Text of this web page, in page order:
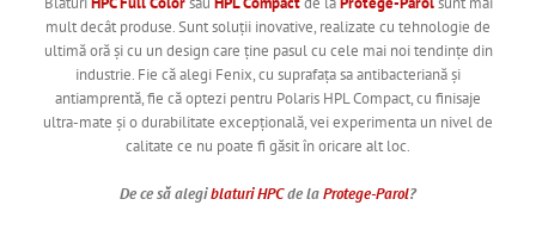
mult decât produse. Sunt soluții inovative, realizate cu tehnologie de
ultimă oră și cu un design care ține pasul cu cele mai noi tendințe din
industrie. Fie că alegi Fenix, cu suprafața sa antibacteriană și
antiamprentă, fie că optezi pentru Polaris HPL Compact, cu finisaje
ultra-mate și o durabilitate excepțională, vei experimenta un nivel de
calitate ce nu poate fi găsit în oricare alt loc.
De ce să alegiblaturi HPCde laProtege-Parol?